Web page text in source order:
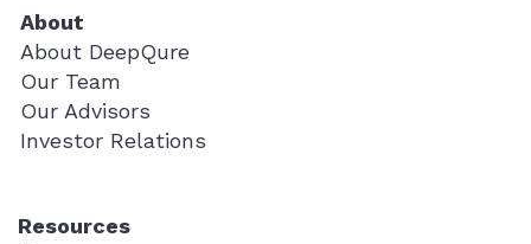
Resources
About
About DeepQure
Our Team
Our Advisors
Investor Relations